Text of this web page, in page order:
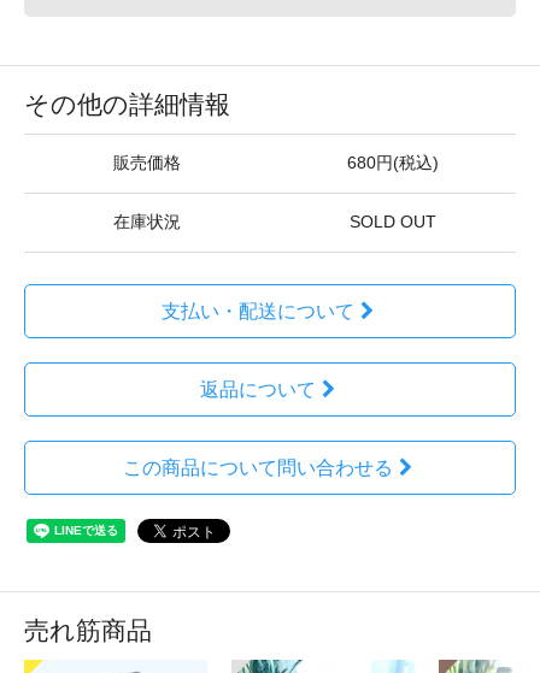
その他の詳細情報
販売価格 680円(税込)
在庫状況 SOLD OUT
支払い・配送について
返品について
この商品について問い合わせる
売れ筋商品